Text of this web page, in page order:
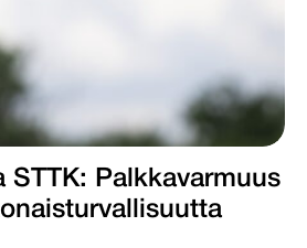
STTK: Palkkavarmuus